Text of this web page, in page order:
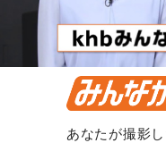
あなたが撮影